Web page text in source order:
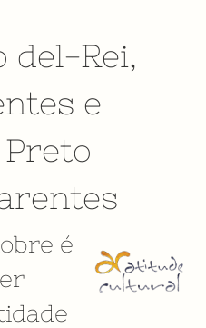
del-Rei,
e
é